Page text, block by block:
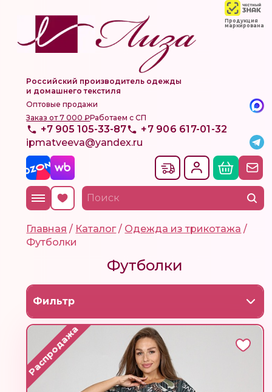
Российский производитель одежды
и домашнего текстиля
Оптовые продажи
Заказ от 7 000 ₽Работаем с СП
Продукция
маркирована
+7 905 105-33-87
+7 906 617-01-32
ipmatveeva@yandex.ru
Главная / Каталог/ Одежда из трикотажа /
Футболки
Футболки
Фильтр
Распродажа